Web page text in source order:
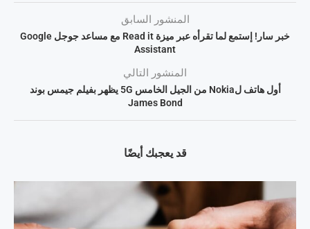
المنشور السابق
خبر سار! إستمع لما تقرأه عبر ميزة Read it مع مساعد جوجل Google
Assistant
المنشور التالي
أول هاتف لNokia من الجيل الخامس 5G يظهر بفيلم جيمس بوند
James Bond
قد يعجبك أيضًا